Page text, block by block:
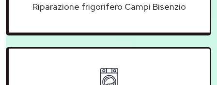
Riparazione frigorifero Campi Bisenzio